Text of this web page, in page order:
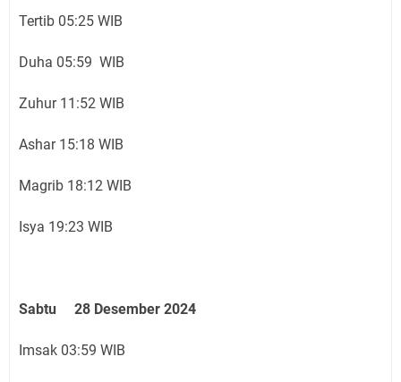
Tertib 05:25 WIB
Duha 05:59 WIB
Zuhur 11:52 WIB
Ashar 15:18 WIB
Magrib 18:12 WIB
Isya 19:23 WIB
Sabtu 28 Desember 2024
Imsak 03:59 WIB